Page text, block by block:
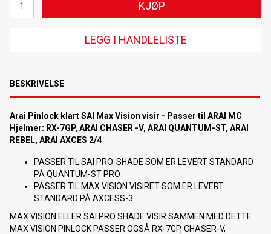
KJØP
LEGG I HANDLELISTE
BESKRIVELSE
Arai Pinlock klart SAI Max Vision visir - Passer til ARAI MC
Hjelmer: RX-7GP, ARAI CHASER -V, ARAI QUANTUM-ST, ARAI
REBEL, ARAI AXCES 2/4
PASSER TIL SAI PRO-SHADE SOM ER LEVERT STANDARD
PÅ QUANTUM-ST PRO
PASSER TIL MAX VISION VISIRET SOM ER LEVERT
STANDARD PÅ AXCESS-3.
MAX VISION ELLER SAI PRO SHADE VISIR SAMMEN MED DETTE
MAX VISION PINLOCK PASSER OGSÅ RX-7GP, CHASER-V,